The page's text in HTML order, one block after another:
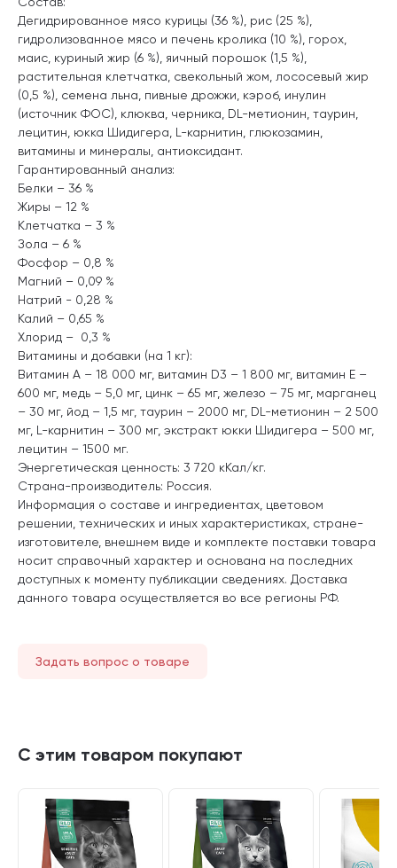
Дегидрированное мясо курицы (36 %), рис (25 %),
гидролизованное мясо и печень кролика (10 %), горох,
маис, куриный жир (6 %), яичный порошок (1,5 %),
растительная клетчатка, свекольный жом, лососевый жир
(0,5 %), семена льна, пивные дрожжи, кэроб, инулин
(источник ФОС), клюква, черника, DL-метионин, таурин,
лецитин, юкка Шидигера, L-карнитин, глюкозамин,
витамины и минералы, антиоксидант.
Гарантированный анализ:
Белки – 36 %
Жиры – 12 %
Клетчатка – 3 %
Зола – 6 %
Фосфор – 0,8 %
Магний – 0,09 %
Натрий - 0,28 %
Калий – 0,65 %
Хлорид – 0,3 %
Витамины и добавки (на 1 кг):
Витамин А – 18 000 мг, витамин D3 – 1 800 мг, витамин Е –
600 мг, медь – 5,0 мг, цинк – 65 мг, железо – 75 мг, марганец
– 30 мг, йод – 1,5 мг, таурин – 2000 мг, DL-метионин – 2 500
мг, L-карнитин – 300 мг, экстракт юкки Шидигера – 500 мг,
лецитин – 1500 мг.
Энергетическая ценность: 3 720 кКал/кг.
Страна-производитель: Россия.
Информация о составе и ингредиентах, цветовом
решении, технических и иных характеристиках, стране-
изготовителе, внешнем виде и комплекте поставки товара
носит справочный характер и основана на последних
доступных к моменту публикации сведениях. Доставка
данного товара осуществляется во все регионы РФ.
Задать вопрос о товаре
С этим товаром покупают